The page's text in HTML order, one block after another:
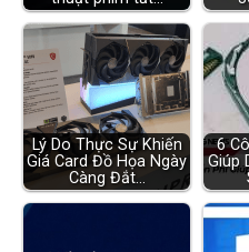
Lý Do Thực Sự Khiến
Giá Card Đồ Họa Ngày
Càng Đắt…
6
Giúp